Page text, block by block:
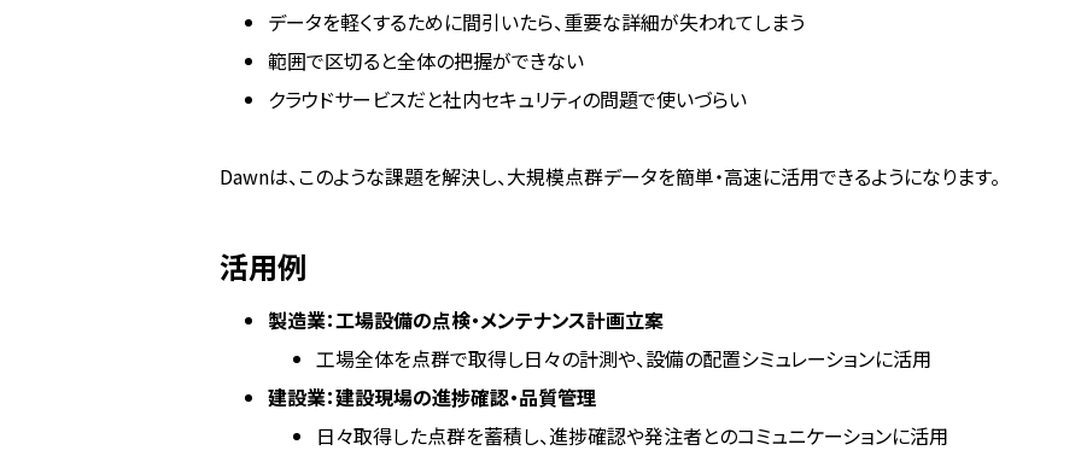
データを軽くするために間引いたら、重要な詳細が失われてしまう
範囲で区切ると全体の把握ができない
クラウドサービスだと社内セキュリティの問題で使いづらい
Dawnは、このような課題を解決し、大規模点群データを簡単・高速に活用できるようになります。
活用例
製造業：工場設備の点検・メンテナンス計画立案
工場全体を点群で取得し日々の計測や、設備の配置シミュレーションに活用
建設業：建設現場の進捗確認・品質管理
日々取得した点群を蓄積し、進捗確認や発注者とのコミュニケーションに活用